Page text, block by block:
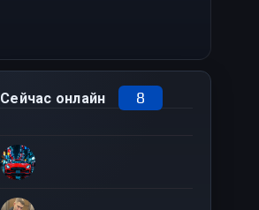
Сейчас онлайн 8